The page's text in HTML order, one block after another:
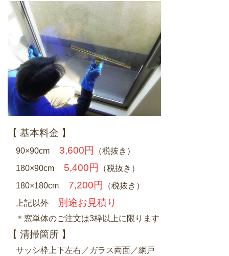
【 基本料金 】
90×90cm 3,600円
（税抜き）
180×90cm
5,400円
（税抜き）
180×180cm
7,200円
（税抜き）
上記以外
別途お見積り
＊窓単体のご注文は3枠以上に限ります
【 清掃箇所 】
サッシ枠上下左右／ガラス両面／網戸